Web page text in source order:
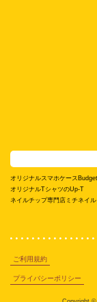
オリジナルスマホケース
オリジナルTシャツのUp-T
ネイルチップ専門店ミチネイル
ご利用規約
プライバシーポリシー